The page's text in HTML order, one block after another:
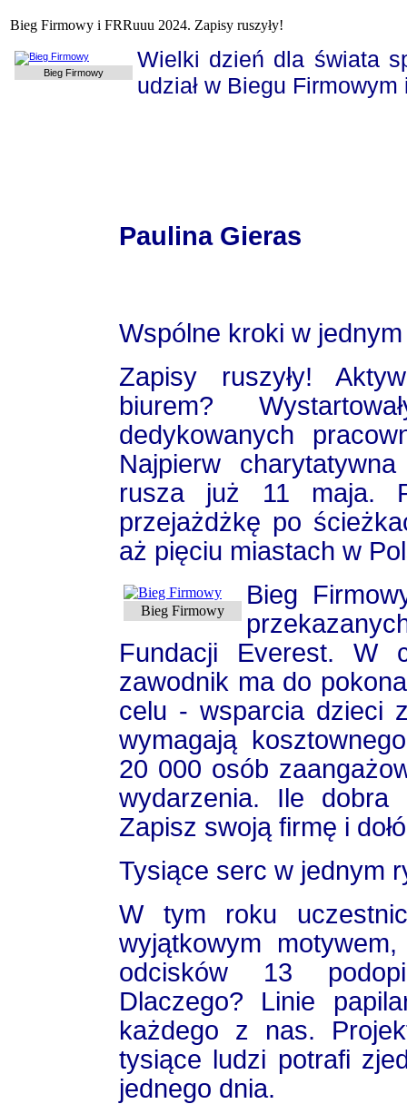
Bieg Firmowy i FRRuuu 2024. Zapisy ruszyły!
Bieg Firmowy
Wielki dzień dla świata
udział w Biegu
Paulina Gieras
Wspólne kroki w
Zapisy ruszyły!
biurem?
dedykowanych
Najpierw
rusza już 11 maja.
przejażdżkę po
aż pięciu miastach w
Bieg Firmowy
Bieg
Fundacji Everest. W
zawodnik ma do
celu - wsparcia dzieci
wymagają
20 000 osób
wydarzenia. Ile dobra
Zapisz swoją firmę i
Tysiące serc w jednym
W tym roku
wyjątkowym
odcisków 13
Dlaczego? Linie
każdego z nas.
tysiące ludzi potrafi
jednego dnia.